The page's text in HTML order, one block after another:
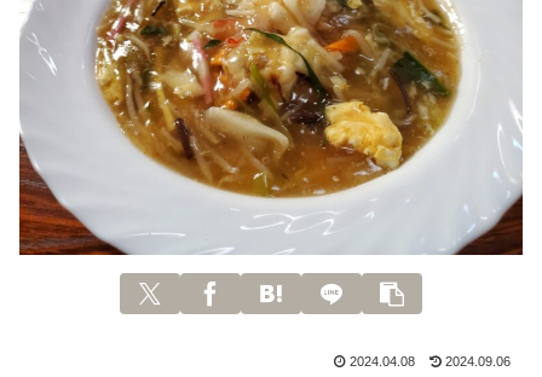
2024.04.08 2024.09.06